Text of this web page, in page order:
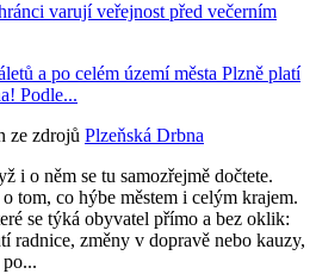
varují veřejnost před večerním
a po celém území města Plzně platí
Podle...
ze zdrojů Plzeňská Drbna
i o něm se tu samozřejmě dočtete.
tom, co hýbe městem i celým krajem.
se týká obyvatel přímo a bez oklik:
radnice, změny v dopravě nebo kauzy,